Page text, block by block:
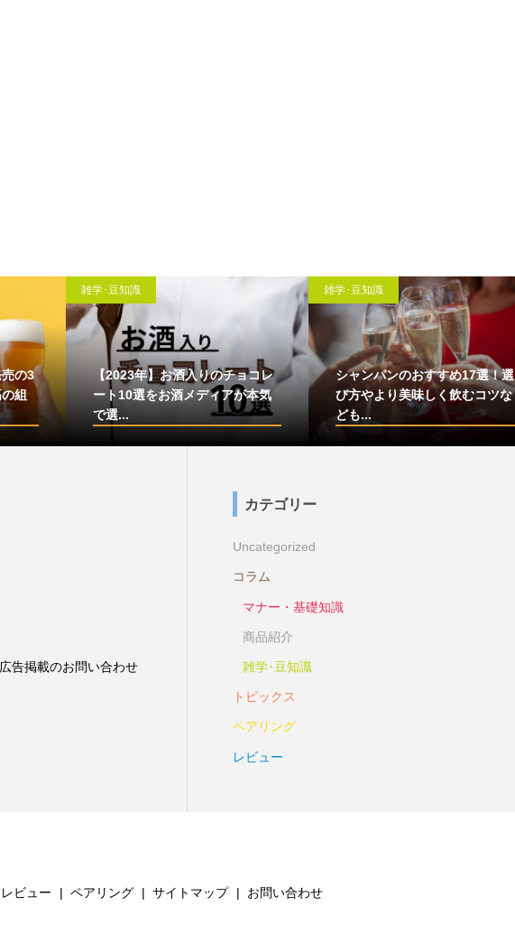
の3
組
雑学･豆知識
【2023年】お酒入りのチョコレ
ート10選をお酒メディアが本気
で選...
雑学･豆知識
シャンパンのおすすめ17選！選
び方やより美味しく飲むコツな
ども...
告掲載のお問い合わせ
カテゴリー
Uncategorized
コラム
マナー・基礎知識
商品紹介
雑学･豆知識
トピックス
ペアリング
レビュー
レビュー ペアリング サイトマップ お問い合わせ